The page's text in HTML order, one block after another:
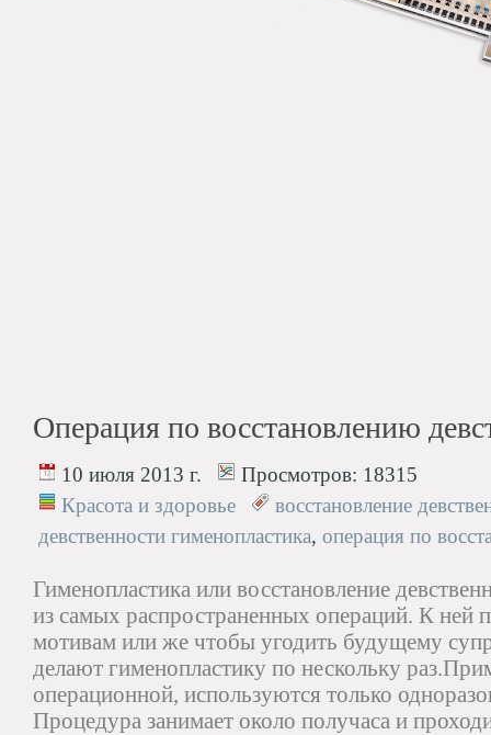
Операция по восстановлению
10 июля 2013 г. Просмотров: 18315
Красота и здоровье
восстановление
девственности гименопластика, операция по
Гименопластика или восстановление
из самых распространенных операций. К ней
мотивам или же чтобы угодить будущему
делают гименопластику по нескольку
операционной, используются только
Процедура занимает около получаса и